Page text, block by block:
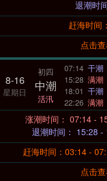
赶海时间
点击
8-16
星期日
初四
中潮
活汛
07:14 干潮
15:28 满潮
18:01 干潮
22:26 满潮
涨潮时间：
退潮时间
赶海时间：03:14 -
点击